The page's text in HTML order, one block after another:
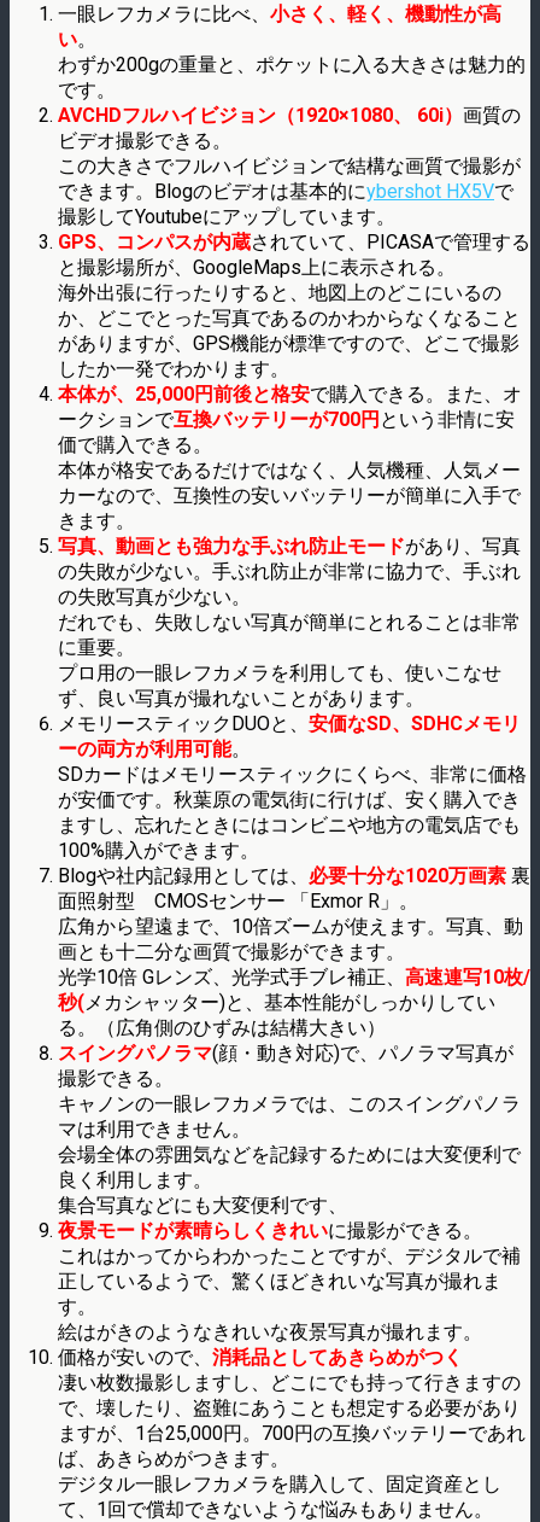
一眼レフカメラに比べ、 小さく、軽く、機動性が高
い。
わずか200gの重量と、ポケットに入る大きさは魅力的
です。
AVCHDフルハイビジョン（1920×1080、 60i） 画質の
ビデオ撮影できる。
この大きさでフルハイビジョンで結構な画質で撮影が
できます。Blogのビデオは基本的にybershot HX5Vで
撮影してYoutubeにアップしています。
GPS、コンパスが内蔵されていて、PICASAで管理する
と撮影場所が、GoogleMaps上に表示される。
海外出張に行ったりすると、地図上のどこにいるの
か、どこでとった写真であるのかわからなくなること
がありますが、GPS機能が標準ですので、どこで撮影
したか一発でわかります。
本体が、25,000円前後と格安で購入できる。また、オ
ークションで互換バッテリーが700円 という非情に安
価で購入できる。
本体が格安であるだけではなく、人気機種、人気メー
カーなので、互換性の安いバッテリーが簡単に入手で
きます。
写真、動画とも強力な手ぶれ防止モードがあり、写真
の失敗が少ない。手ぶれ防止が非常に協力で、手ぶれ
の失敗写真が少ない。
だれでも、失敗しない写真が簡単にとれることは非常
に重要。
プロ用の一眼レフカメラを利用しても、使いこなせ
ず、良い写真が撮れないことがあります。
メモリースティックDUOと、 安価なSD、SDHCメモリ
ーの両方が利用可能。
SDカードはメモリースティックにくらべ、非常に価格
が安価です。秋葉原の電気街に行けば、安く購入でき
ますし、忘れたときにはコンビニや地方の電気店でも
100%購入ができます。
Blogや社内記録用としては、 必要十分な1020万画素 裏
面照射型 CMOSセンサー 「Exmor R」。
広角から望遠まで、10倍ズームが使えます。写真、動
画とも十二分な画質で撮影ができます。
光学10倍 Gレンズ、光学式手ブレ補正、 高速連写10枚/
秒(メカシャッター)と、基本性能がしっかりしてい
る。（広角側のひずみは結構大きい）
スイングパノラマ(顔・動き対応)で、パノラマ写真が
撮影できる。
キャノンの一眼レフカメラでは、このスイングパノラ
マは利用できません。
会場全体の雰囲気などを記録するためには大変便利で
良く利用します。
集合写真などにも大変便利です、
夜景モードが素晴らしくきれいに撮影ができる。
これはかってからわかったことですが、デジタルで補
正しているようで、驚くほどきれいな写真が撮れま
す。
絵はがきのようなきれいな夜景写真が撮れます。
価格が安いので、 消耗品としてあきらめがつく
凄い枚数撮影しますし、どこにでも持って行きますの
で、壊したり、盗難にあうことも想定する必要があり
ますが、1台25,000円。700円の互換バッテリーであれ
ば、あきらめがつきます。
デジタル一眼レフカメラを購入して、固定資産とし
て、1回で償却できないような悩みもありません。